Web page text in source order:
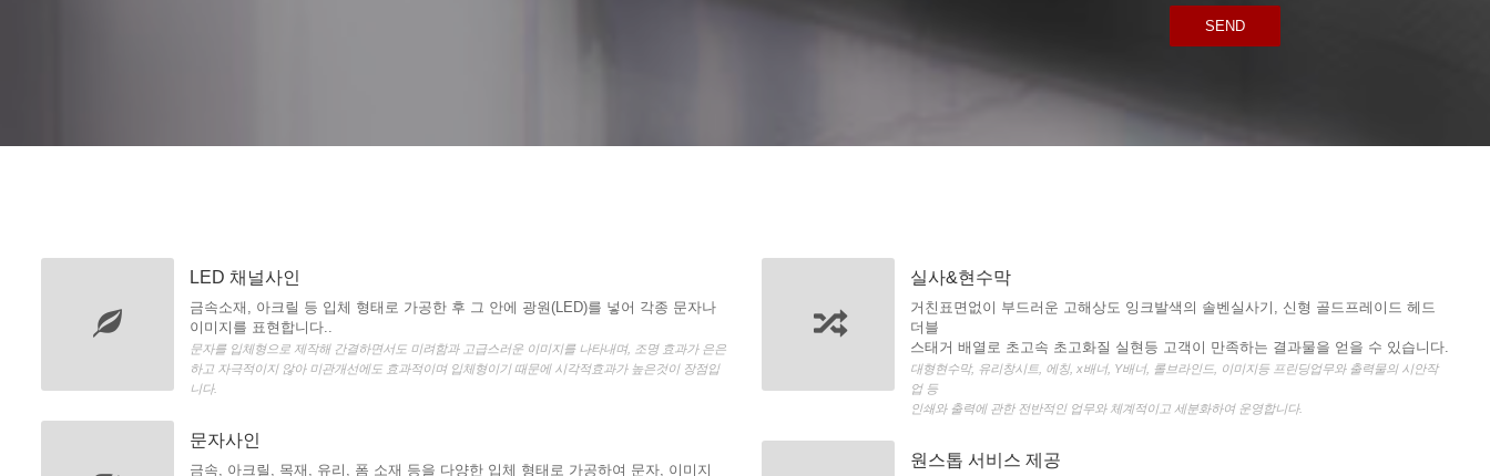
SEND
LED 채널사인
금속소재, 아크릴 등 입체 형태로 가공한 후 그 안에 광원(LED)를 넣어 각종 문자나
이미지를 표현합니다..
문자를 입체형으로 제작해 간결하면서도 미려함과 고급스러운 이미지를 나타내며, 조명 효과가 은은
하고 자극적이지 않아 미관개선에도 효과적이며 입체형이기 때문에 시각적효과가 높은것이 장점입
니다.
문자사인
금속, 아크릴, 목재, 유리, 폼 소재 등을 다양한 입체 형태로 가공하여 문자, 이미지
실사&현수막
거친표면없이 부드러운 고해상도 잉크발색의 솔벤실사기, 신형 골드프레이드 헤드
더블
스태거 배열로 초고속 초고화질 실현등 고객이 만족하는 결과물을 얻을 수 있습니다.
대형현수막, 유리창시트, 에칭, x배너, Y배너, 롤브라인드, 이미지등 프린딩업무와 출력물의 시안작
업 등
인쇄와 출력에 관한 전반적인 업무와 체계적이고 세분화하여 운영합니다.
원스톱 서비스 제공